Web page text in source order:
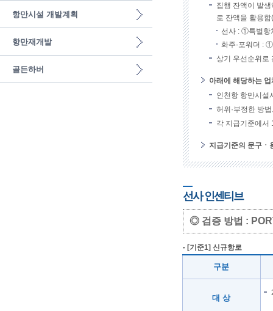
항만시설 개발계획
항만재개발
골든하버
집행 잔액이 발
로 잔액을 활용
선사 : ①특별
화주·포워더 :
상기 우선순위로
아래에 해당하는
인천항 항만시설
허위·부정한 방
각 지급기준에서
지급기준의 문구ㆍ
선사 인센티브
◎ 검증 방법 :
[기준1] 신규항로
구분
대 상